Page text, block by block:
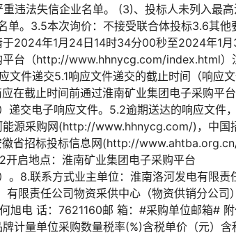
违法失信企业名单。 (3)、投标人未列入最
。3.5本次询价：不接受联合体投标3.6其他
于2024年1月24日14时34分00秒至2024年1
平台（http://www.hhnycg.com/index.html）
文件递交5.1响应文件递交的截止时间（响应
在截止时间前通过淮南矿业集团电子采购平台
交电子响应文件。5.2逾期送达的响应文件
能源采购网(http://www.hhnycg.com/)，中国
招标投标信息网(http://www.ahtba.org.cn/
启地点：淮南矿业集团电子采购平台
8.联系方式业主单位：淮南洛河发电有限责
限责任公司物资采供中心（物资供销分公司
旭电 话：7621160邮 箱：#采购单位邮箱#
计量单位采购数量税率(%)含税单价（元）